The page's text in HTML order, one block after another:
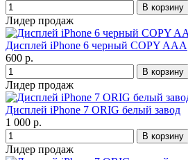
Лидер продаж
Дисплей iPhone 6 черный COPY AAA
600 р.
Лидер продаж
Дисплей iPhone 7 ORIG белый завод
1 000 р.
Лидер продаж